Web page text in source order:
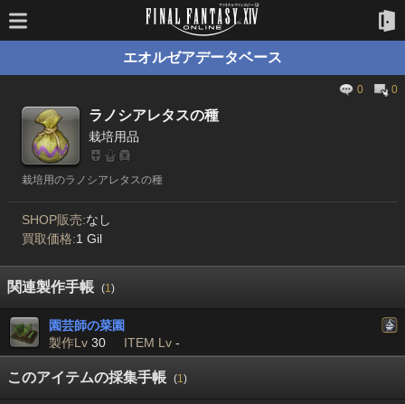
エオルゼアデータベース
0 0
ラノシアレタスの種
栽培用品
栽培用のラノシアレタスの種
SHOP販売:なし
買取価格:1 Gil
関連製作手帳 (1)
園芸師の菜園
製作Lv 30 ITEM Lv -
このアイテムの採集手帳 (1)